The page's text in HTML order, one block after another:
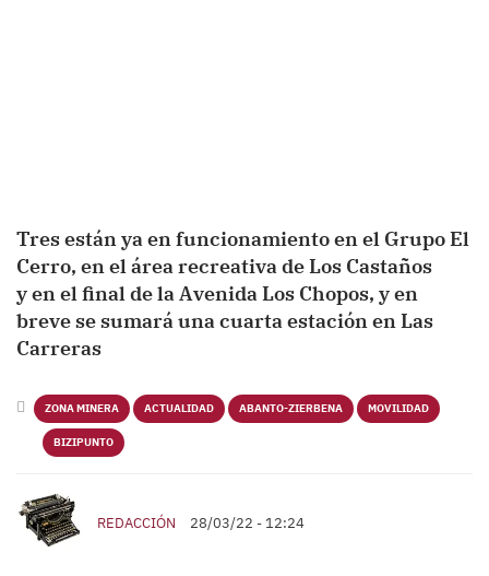
Tres están ya en funcionamiento en el Grupo El
Cerro, en el área recreativa de Los Castaños
y en el final de la Avenida Los Chopos, y en
breve se sumará una cuarta estación en Las
Carreras
ZONA MINERA ACTUALIDAD ABANTO-ZIERBENA MOVILIDAD
BIZIPUNTO
REDACCIÓN 28/03/22 - 12:24